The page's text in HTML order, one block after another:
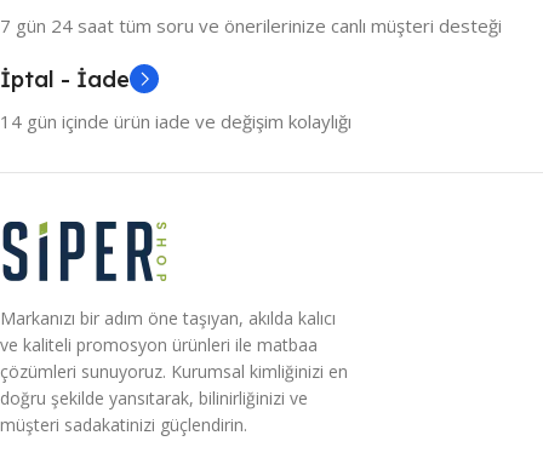
7 gün 24 saat tüm soru ve önerilerinize canlı müşteri desteği
İptal - İade
14 gün içinde ürün iade ve değişim kolaylığı
Markanızı bir adım öne taşıyan, akılda kalıcı
ve kaliteli promosyon ürünleri ile matbaa
çözümleri sunuyoruz. Kurumsal kimliğinizi en
doğru şekilde yansıtarak, bilinirliğinizi ve
müşteri sadakatinizi güçlendirin.